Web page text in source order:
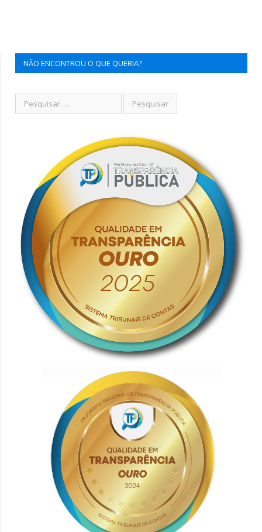
NÃO ENCONTROU O QUE QUERIA?